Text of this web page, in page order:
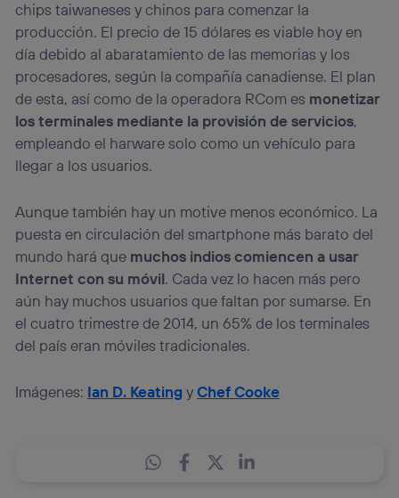
chips taiwaneses y chinos para comenzar la
producción. El precio de 15 dólares es viable hoy en
día debido al abaratamiento de las memorias y los
procesadores, según la compañía canadiense. El plan
de esta, así como de la operadora RCom es monetizar
los terminales mediante la provisión de servicios,
empleando el harware solo como un vehículo para
llegar a los usuarios.
Aunque también hay un motive menos económico. La
puesta en circulación del smartphone más barato del
mundo hará que muchos indios comiencen a usar
Internet con su móvil. Cada vez lo hacen más pero
aún hay muchos usuarios que faltan por sumarse. En
el cuatro trimestre de 2014, un 65% de los terminales
del país eran móviles tradicionales.
Imágenes: Ian D. Keating yChef Cooke